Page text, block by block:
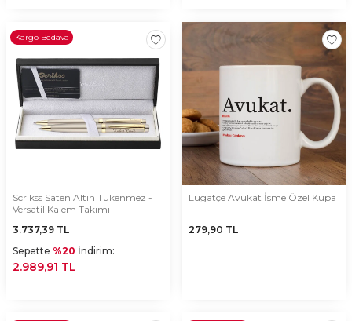
Kargo Bedava
Scrikss Saten Altın Tükenmez -
Versatil Kalem Takımı
3.737,39 TL
Sepette %20 İndirim:
2.989,91 TL
Lügatçe Avukat İsme Özel Kupa
279,90 TL